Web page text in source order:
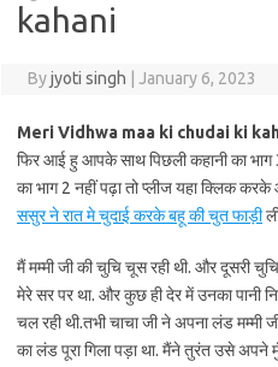
kahani
Byjyoti singh January 6, 2023
MeriVidhwa maa ki chudai ki
फिर आई हु आपके साथ पिछली कहानी का
का भाग 2 नहीं पढ़ा तो प्लीज यहा क्लिक
ससुर ने रात मे चुदाई करके बहू की चुत फाड़ी
मैं मम्मी जी की चुचि चूस रही थी. और दूसरी
मेरे सर पर था. और कुछ ही देर में उनका पानी
चल रही थी.तभी चाचा जी ने अपना लंड मम्मी
का लंड पूरा गिला पड़ा था. मैंने तुरंत उसे अपने